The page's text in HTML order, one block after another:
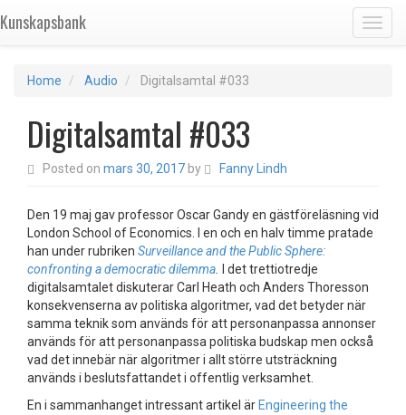
Kunskapsbank
Home Audio Digitalsamtal #033
Digitalsamtal #033
Posted on mars 30, 2017 by Fanny Lindh
Den 19 maj gav professor Oscar Gandy en gästföreläsning vid
London School of Economics. I en och en halv timme pratade
han under rubriken Surveillance and the Public Sphere:
confronting a democratic dilemma
I det trettiotredje
digitalsamtalet diskuterar Carl Heath och Anders Thoresson
konsekvenserna av politiska algoritmer, vad det betyder när
samma teknik som används för att personanpassa annonser
används för att personanpassa politiska budskap men också
vad det innebär när algoritmer i allt större utsträckning
används i beslutsfattandet i offentlig verksamhet.
En i sammanhanget intressant artikel är Engineering the